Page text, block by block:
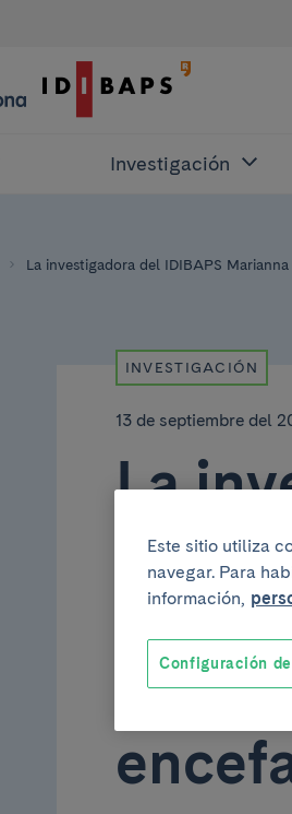
Investigación
La investigadora del IDIBAPS
INVESTIGACIÓN
13 de septiembre del
La
Este sitio utiliza
navegar. Para
información,
Configuración